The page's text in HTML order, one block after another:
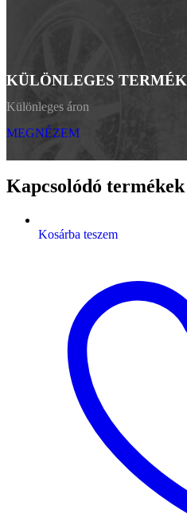
KÜLÖNLEGES TERMÉK
Különleges áron
MEGNÉZEM
Kapcsolódó termékek
Kosárba teszem